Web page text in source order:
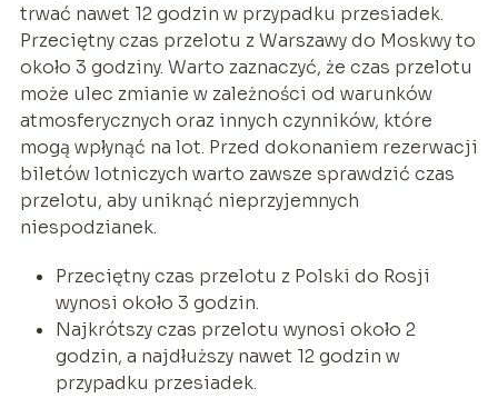
trwać nawet 12 godzin w przypadku przesiadek.
Przeciętny czas przelotu z Warszawy do Moskwy to
około 3 godziny. Warto zaznaczyć, że czas przelotu
może ulec zmianie w zależności od warunków
atmosferycznych oraz innych czynników, które
mogą wpłynąć na lot. Przed dokonaniem rezerwacji
biletów lotniczych warto zawsze sprawdzić czas
przelotu, aby uniknąć nieprzyjemnych
niespodzianek.
Przeciętny czas przelotu z Polski do Rosji
wynosi około 3 godzin.
Najkrótszy czas przelotu wynosi około 2
godzin, a najdłuższy nawet 12 godzin w
przypadku przesiadek.